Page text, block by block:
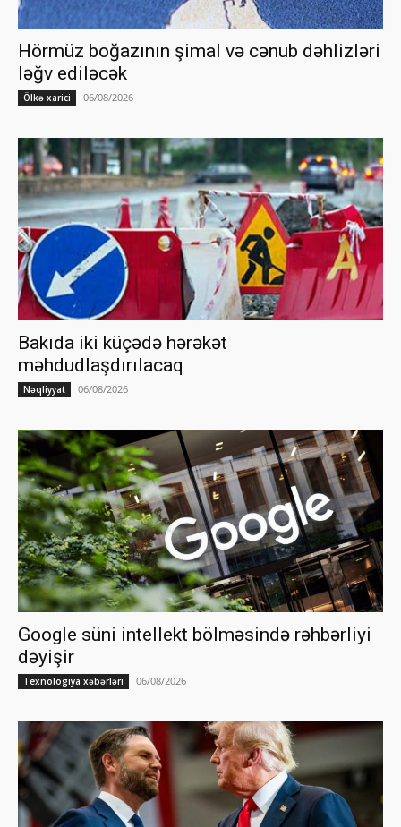
Hörmüz boğazının şimal və cənub dəhlizləri
ləğv ediləcək
Ölkə xarici 06/08/2026
Bakıda iki küçədə hərəkət
məhdudlaşdırılacaq
Nəqliyyat 06/08/2026
Google süni intellekt bölməsində rəhbərliyi
dəyişir
Texnologiya xəbərləri 06/08/2026